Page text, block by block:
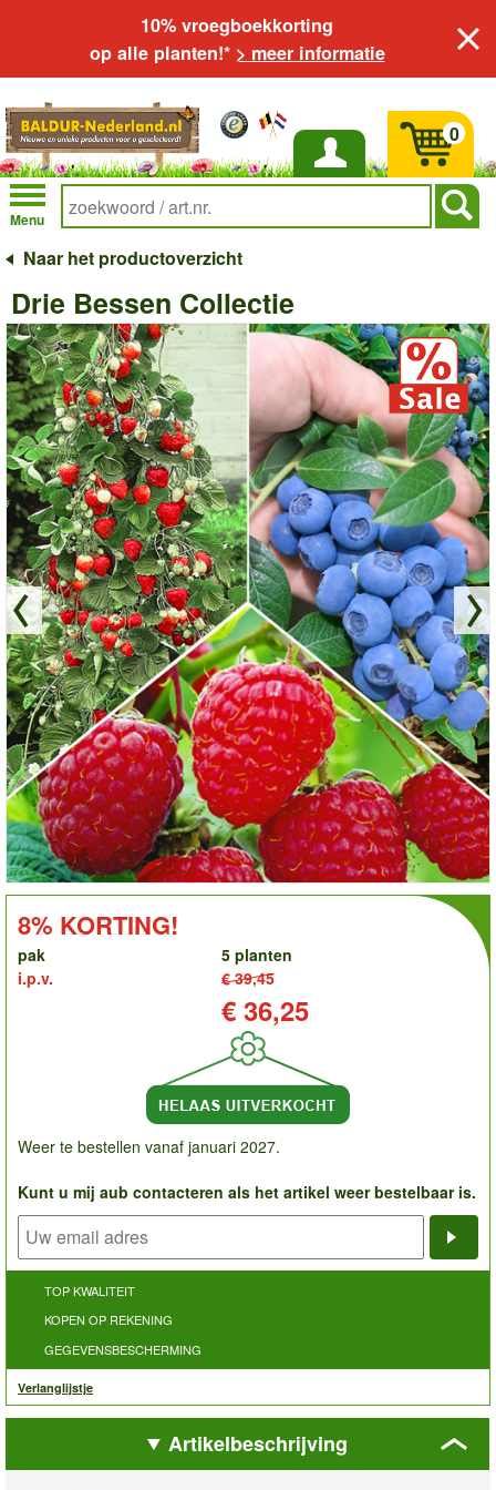
10% vroegboekkorting
op alle planten!* > meer informatie
Inloggen
Menu
0
Naar het productoverzicht
Drie Bessen Collectie
order
KORTING!:
8% KORTING!
pak
5 planten
i.p.v.
€ 39,45
€ 36,25
Weer te bestellen vanaf januari 2027.
Kunt u mij aub contacteren als het artikel weer bestelbaar is.
TOP KWALITEIT
KOPEN OP REKENING
GEGEVENSBESCHERMING
Verlanglijstje
Artikelbeschrijving